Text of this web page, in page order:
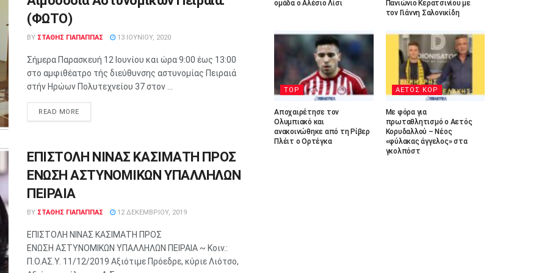
(ΦΩΤΟ)
BY ΣΤΑΘΗΣ ΓΊΑΠΑΠΠΑΣ 13 ΙΟΥΝΊΟΥ, 2020
Σήμερα Παρασκευή 12 Ιουνίου και ώρα 9:00 έως 13:00
στο αμφιθέατρο τής διεύθυνσης αστυνομίας Πειραιά
στήν Ηρώων Πολυτεχνείου 37 στον ...
READ MORE
ΕΠΙΣΤΟΛΗ ΝΙΝΑΣ ΚΑΣΙΜΑΤΗ ΠΡΟΣ
ΕΝΩΣΗ ΑΣΤΥΝΟΜΙΚΩΝ ΥΠΑΛΛΗΛΩΝ
ΠΕΙΡΑΙΑ
BY ΣΤΑΘΗΣ ΓΊΑΠΑΠΠΑΣ 12 ΔΕΚΕΜΒΡΊΟΥ, 2019
ΕΠΙΣΤΟΛΗ ΝΙΝΑΣ ΚΑΣΙΜΑΤΗ ΠΡΟΣ
ΕΝΩΣΗ ΑΣΤΥΝΟΜΙΚΩΝ ΥΠΑΛΛΗΛΩΝ ΠΕΙΡΑΙΑ ~ Κοιν.:
Π.Ο.ΑΣ.Υ. 11/12/2019 Αξιότιμε Πρόεδρε, κύριε Λιότσο,
ομάδα ο Αλέσιο Λίσι
Πανιώνιο Κερατσινίου με
τον Γιάννη Σαλονικίδη
TOP
Αποχαιρέτησε τον
Ολυμπιακό και
ανακοινώθηκε από τη Ρίβερ
Πλέιτ ο Ορτέγκα
ΑΕΤΟΣ ΚΟΡ
Με φόρα για
πρωταθλητισμό ο Αετός
Κορυδαλλού – Νέος
«φύλακας άγγελος» στα
γκολπόστ